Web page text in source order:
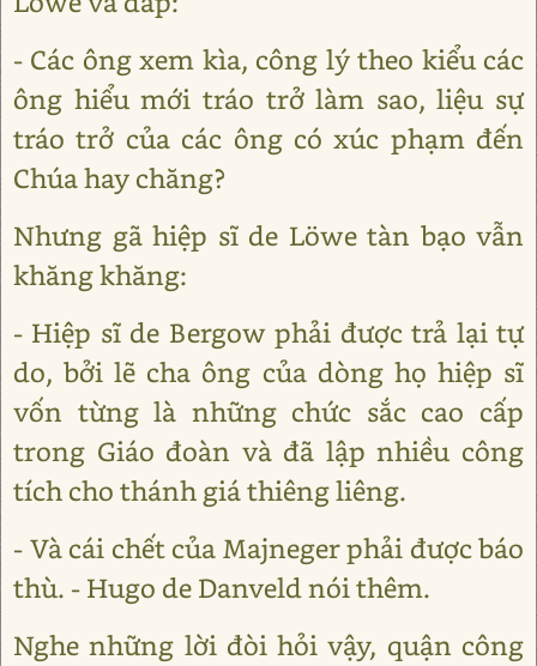
- Các ông xem kìa, công lý theo kiểu các
ông hiểu mới tráo trở làm sao, liệu sự
tráo trở của các ông có xúc phạm đến
Chúa hay chăng?
Nhưng gã hiệp sĩ de Lӧwe tàn bạo vẫn
khăng khăng:
- Hiệp sĩ de Bergow phải được trả lại tự
do, bởi lẽ cha ông của dòng họ hiệp sĩ
vốn từng là những chức sắc cao cấp
trong Giáo đoàn và đã lập nhiều công
tích cho thánh giá thiêng liêng.
- Và cái chết của Majneger phải được báo
thù. - Hugo de Danveld nói thêm.
Nghe những lời đòi hỏi vậy, quận công